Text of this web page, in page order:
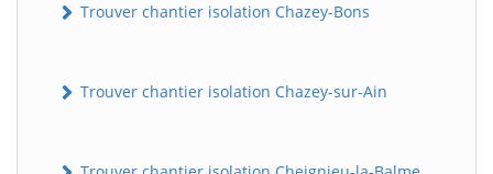
Trouver chantier isolation Chazey-Bons
Trouver chantier isolation Chazey-sur-Ain